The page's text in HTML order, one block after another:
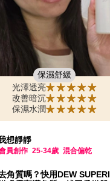
膚維持水分 也能減少外界環境
過度洗臉、頻繁去角質、酸類
承受較大壓力
不穩定 肌膚就容易出現乾燥、
題
望透過日常保養 協助角質維持
回到穩定的狀態
水感型精華 我還是最愛
保濕舒緩
光澤透亮
改善暗沉
保濕水潤
想靜靜
員創作 25-34歲 混合偏乾
角質嗎？快用DEW